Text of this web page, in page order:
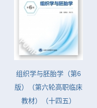
组织学与胚胎学（第6
版）（第六轮高职临床
教材）（十四五）